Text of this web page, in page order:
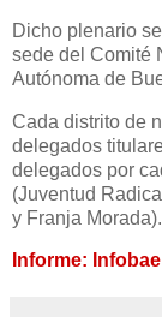
Dicho plenario
sede del Comité
Autónoma de
Cada distrito de
delegados
delegados por
(Juventud
y Franja Morada).
Informe: